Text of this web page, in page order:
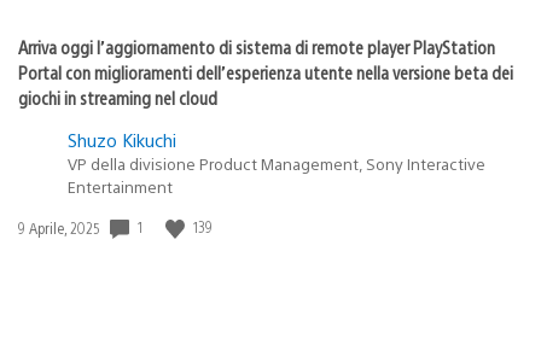
Arriva oggi l’aggiornamento di sistema di remote player PlayStation
Portal con miglioramenti dell’esperienza utente nella versione beta dei
giochi in streaming nel cloud
Shuzo Kikuchi
VP della divisione Product Management, Sony Interactive
Entertainment
Data
9 Aprile, 2025 1 139